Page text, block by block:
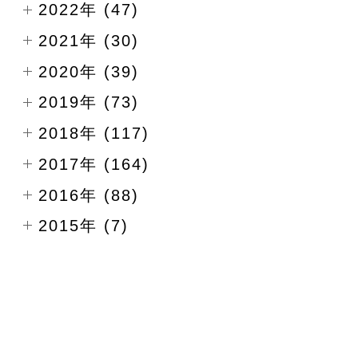
2022年 (47)
2021年 (30)
2020年 (39)
2019年 (73)
2018年 (117)
2017年 (164)
2016年 (88)
2015年 (7)